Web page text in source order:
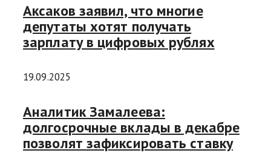
Аксаков заявил, что многие
депутаты хотят получать
зарплату в цифровых рублях
19.09.2025
Аналитик Замалеева:
долгосрочные вклады в декабре
позволят зафиксировать ставку